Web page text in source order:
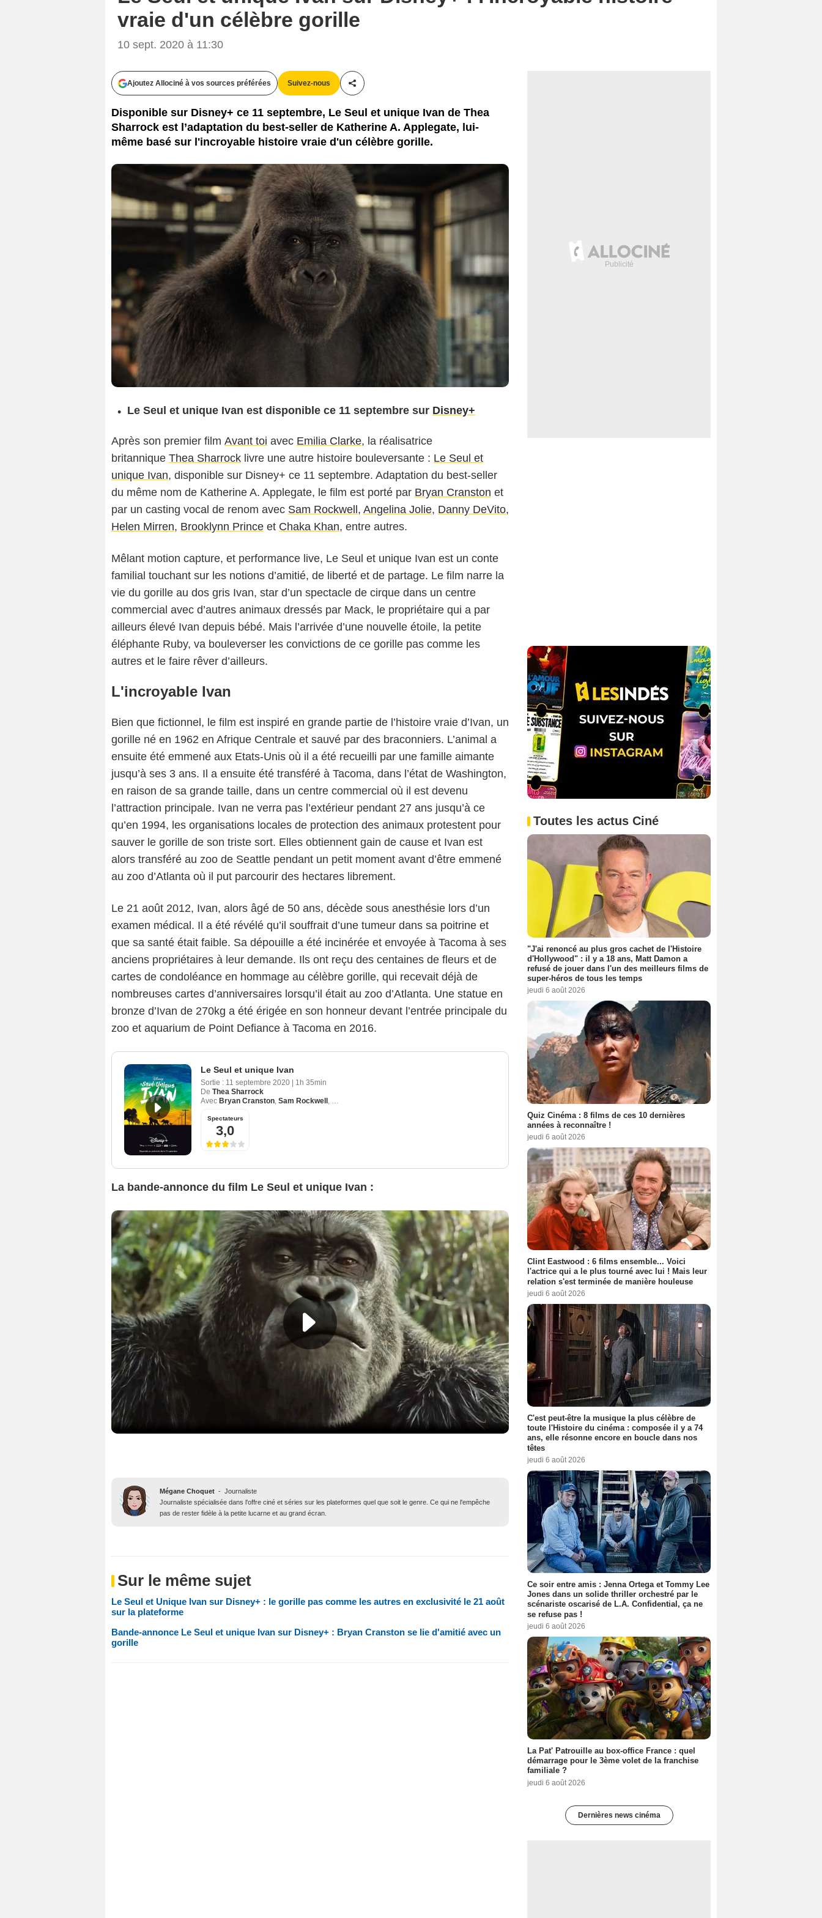
vraie d'un célèbre gorille
10 sept. 2020 à 11:30
Ajoutez Allociné à vos sources préférées Suivez-nous
Partager cet article
Disponible sur Disney+ ce 11 septembre, Le Seul et unique Ivan de Thea
Sharrock est l’adaptation du best-seller de Katherine A. Applegate, lui-
même basé sur l'incroyable histoire vraie d'un célèbre gorille.
Le Seul et unique Ivan est disponible ce 11 septembre sur Disney+
Après son premier film Avant toi avec Emilia Clarke, la réalisatrice
britannique Thea Sharrock livre une autre histoire bouleversante : Le Seul et
unique Ivan, disponible sur Disney+ ce 11 septembre. Adaptation du best-seller
du même nom de Katherine A. Applegate, le film est porté par Bryan Cranston et
par un casting vocal de renom avec Sam Rockwell, Angelina Jolie, Danny DeVito,
Helen Mirren, Brooklynn Prince et Chaka Khan, entre autres.
Mêlant motion capture, et performance live, Le Seul et unique Ivan est un conte
familial touchant sur les notions d’amitié, de liberté et de partage. Le film narre la
vie du gorille au dos gris Ivan, star d’un spectacle de cirque dans un centre
commercial avec d’autres animaux dressés par Mack, le propriétaire qui a par
ailleurs élevé Ivan depuis bébé. Mais l’arrivée d’une nouvelle étoile, la petite
éléphante Ruby, va bouleverser les convictions de ce gorille pas comme les
autres et le faire rêver d’ailleurs.
L'incroyable Ivan
Bien que fictionnel, le film est inspiré en grande partie de l’histoire vraie d’Ivan, un
gorille né en 1962 en Afrique Centrale et sauvé par des braconniers. L’animal a
ensuite été emmené aux Etats-Unis où il a été recueilli par une famille aimante
jusqu’à ses 3 ans. Il a ensuite été transféré à Tacoma, dans l’état de Washington,
en raison de sa grande taille, dans un centre commercial où il est devenu
l’attraction principale. Ivan ne verra pas l’extérieur pendant 27 ans jusqu’à ce
qu’en 1994, les organisations locales de protection des animaux protestent pour
sauver le gorille de son triste sort. Elles obtiennent gain de cause et Ivan est
alors transféré au zoo de Seattle pendant un petit moment avant d’être emmené
au zoo d’Atlanta où il put parcourir des hectares librement.
Le 21 août 2012, Ivan, alors âgé de 50 ans, décède sous anesthésie lors d’un
examen médical. Il a été révélé qu’il souffrait d’une tumeur dans sa poitrine et
que sa santé était faible. Sa dépouille a été incinérée et envoyée à Tacoma à ses
anciens propriétaires à leur demande. Ils ont reçu des centaines de fleurs et de
cartes de condoléance en hommage au célèbre gorille, qui recevait déjà de
nombreuses cartes d’anniversaires lorsqu’il était au zoo d’Atlanta. Une statue en
bronze d’Ivan de 270kg a été érigée en son honneur devant l’entrée principale du
zoo et aquarium de Point Defiance à Tacoma en 2016.
Le Seul et unique Ivan
Sortie : 11 septembre 2020 | 1h 35min
De Thea Sharrock
Avec Bryan Cranston Sam Rockwell
Spectateurs
3,0
La bande-annonce du film Le Seul et unique Ivan :
Mégane Choquet - Journaliste
Journaliste spécialisée dans l'offre ciné et séries sur les plateformes quel que soit le genre. Ce qui ne l'empêche
pas de rester fidèle à la petite lucarne et au grand écran.
Sur le même sujet
Le Seul et Unique Ivan sur Disney+ : le gorille pas comme les autres en exclusivité le 21 août
sur la plateforme
Bande-annonce Le Seul et unique Ivan sur Disney+ : Bryan Cranston se lie d'amitié avec un
gorille
Toutes les actus Ciné
"J'ai renoncé au plus gros cachet de l'Histoire
d'Hollywood" : il y a 18 ans, Matt Damon a
refusé de jouer dans l'un des meilleurs films de
super-héros de tous les temps
jeudi 6 août 2026
Quiz Cinéma : 8 films de ces 10 dernières
années à reconnaître !
jeudi 6 août 2026
Clint Eastwood : 6 films ensemble... Voici
l'actrice qui a le plus tourné avec lui ! Mais leur
relation s'est terminée de manière houleuse
jeudi 6 août 2026
C'est peut-être la musique la plus célèbre de
toute l'Histoire du cinéma : composée il y a 74
ans, elle résonne encore en boucle dans nos
têtes
jeudi 6 août 2026
Ce soir entre amis : Jenna Ortega et Tommy Lee
Jones dans un solide thriller orchestré par le
scénariste oscarisé de L.A. Confidential, ça ne
se refuse pas !
jeudi 6 août 2026
La Pat' Patrouille au box-office France : quel
démarrage pour le 3ème volet de la franchise
familiale ?
jeudi 6 août 2026
Dernières news cinéma